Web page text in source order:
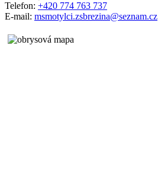
Telefon: +420 774 763 737
E-mail: msmotylci.zsbrezina@seznam.cz